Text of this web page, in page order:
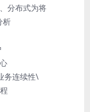
分布式为将
析
务连续性\